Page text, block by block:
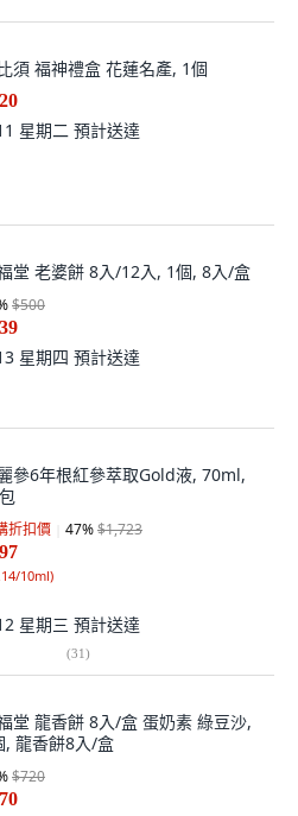
須 福神禮盒 花蓮名產, 1個
星期二 預計送達
堂 老婆餅 8入/12入, 1個, 8入/盒
$500
星期四 預計送達
參6年根紅參萃取Gold液, 70ml,
折扣價 47%$1,723
10ml)
星期三 預計送達
(31)
堂 龍香餅 8入/盒 蛋奶素 綠豆沙,
, 龍香餅8入/盒
$720